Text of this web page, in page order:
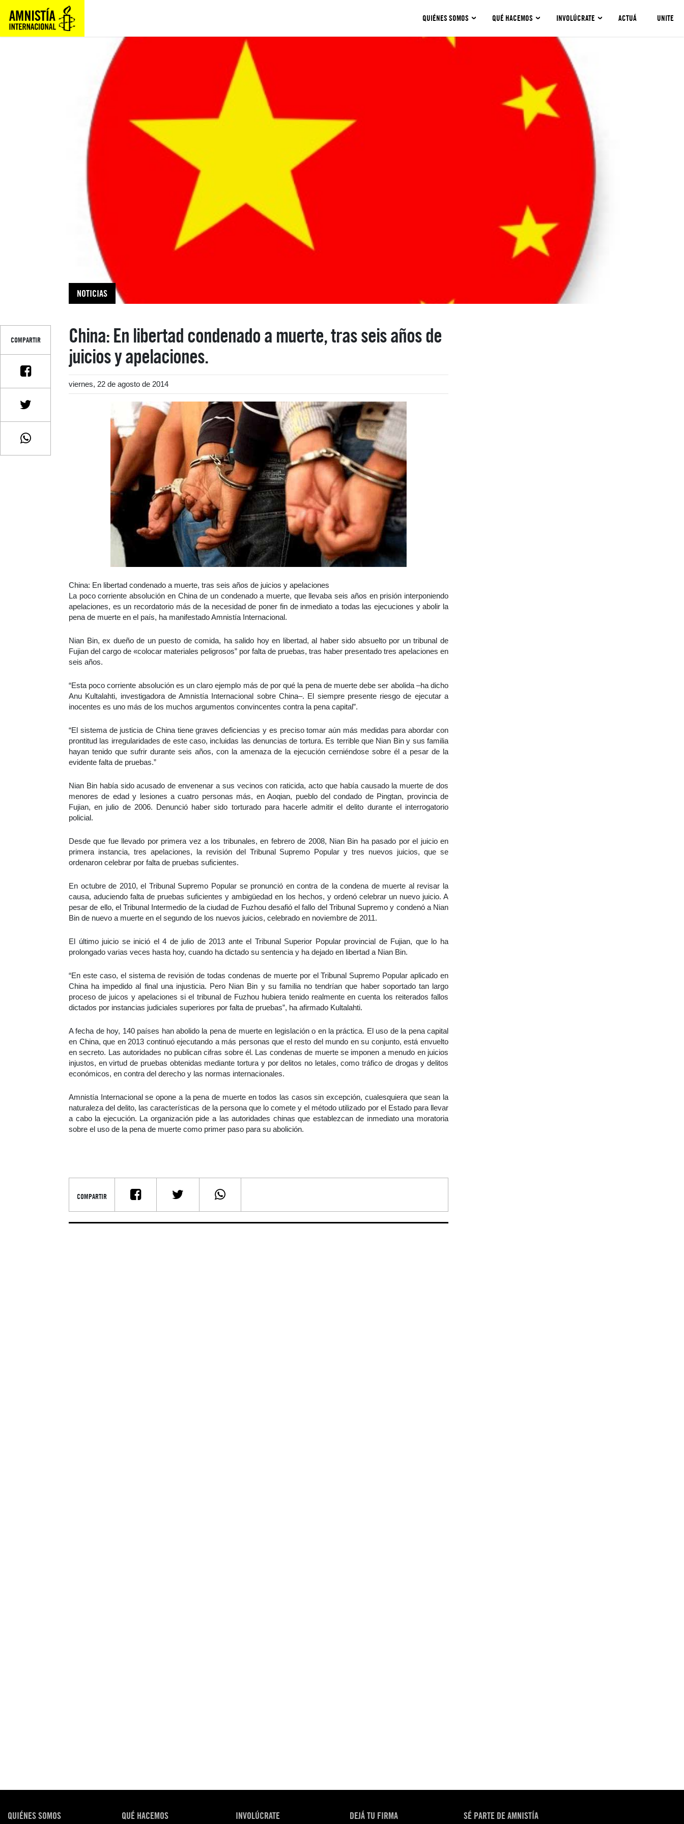
QUIÉNES SOMOS QUÉ HACEMOS INVOLÚCRATE ACTUÁ UNITE
NOTICIAS
China: En libertad condenado a muerte, tras seis años de
juicios y apelaciones.
viernes, 22 de agosto de 2014
COMPARTIR
China: En libertad condenado a muerte, tras seis años de juicios y apelaciones
La poco corriente absolución en China de un condenado a muerte, que llevaba seis años en prisión interponiendo
apelaciones, es un recordatorio más de la necesidad de poner fin de inmediato a todas las ejecuciones y abolir la
pena de muerte en el país, ha manifestado Amnistía Internacional.
Nian Bin, ex dueño de un puesto de comida, ha salido hoy en libertad, al haber sido absuelto por un tribunal de
Fujian del cargo de «colocar materiales peligrosos” por falta de pruebas, tras haber presentado tres apelaciones en
seis años.
“Esta poco corriente absolución es un claro ejemplo más de por qué la pena de muerte debe ser abolida –ha dicho
Anu Kultalahti, investigadora de Amnistía Internacional sobre China–. El siempre presente riesgo de ejecutar a
inocentes es uno más de los muchos argumentos convincentes contra la pena capital”.
“El sistema de justicia de China tiene graves deficiencias y es preciso tomar aún más medidas para abordar con
prontitud las irregularidades de este caso, incluidas las denuncias de tortura. Es terrible que Nian Bin y sus familia
hayan tenido que sufrir durante seis años, con la amenaza de la ejecución cerniéndose sobre él a pesar de la
evidente falta de pruebas.”
Nian Bin había sido acusado de envenenar a sus vecinos con raticida, acto que había causado la muerte de dos
menores de edad y lesiones a cuatro personas más, en Aoqian, pueblo del condado de Pingtan, provincia de
Fujian, en julio de 2006. Denunció haber sido torturado para hacerle admitir el delito durante el interrogatorio
policial.
Desde que fue llevado por primera vez a los tribunales, en febrero de 2008, Nian Bin ha pasado por el juicio en
primera instancia, tres apelaciones, la revisión del Tribunal Supremo Popular y tres nuevos juicios, que se
ordenaron celebrar por falta de pruebas suficientes.
En octubre de 2010, el Tribunal Supremo Popular se pronunció en contra de la condena de muerte al revisar la
causa, aduciendo falta de pruebas suficientes y ambigüedad en los hechos, y ordenó celebrar un nuevo juicio. A
pesar de ello, el Tribunal Intermedio de la ciudad de Fuzhou desafió el fallo del Tribunal Supremo y condenó a Nian
Bin de nuevo a muerte en el segundo de los nuevos juicios, celebrado en noviembre de 2011.
El último juicio se inició el 4 de julio de 2013 ante el Tribunal Superior Popular provincial de Fujian, que lo ha
prolongado varias veces hasta hoy, cuando ha dictado su sentencia y ha dejado en libertad a Nian Bin.
“En este caso, el sistema de revisión de todas condenas de muerte por el Tribunal Supremo Popular aplicado en
China ha impedido al final una injusticia. Pero Nian Bin y su familia no tendrían que haber soportado tan largo
proceso de juicos y apelaciones si el tribunal de Fuzhou hubiera tenido realmente en cuenta los reiterados fallos
dictados por instancias judiciales superiores por falta de pruebas”, ha afirmado Kultalahti.
A fecha de hoy, 140 países han abolido la pena de muerte en legislación o en la práctica. El uso de la pena capital
en China, que en 2013 continuó ejecutando a más personas que el resto del mundo en su conjunto, está envuelto
en secreto. Las autoridades no publican cifras sobre él. Las condenas de muerte se imponen a menudo en juicios
injustos, en virtud de pruebas obtenidas mediante tortura y por delitos no letales, como tráfico de drogas y delitos
económicos, en contra del derecho y las normas internacionales.
Amnistía Internacional se opone a la pena de muerte en todos las casos sin excepción, cualesquiera que sean la
naturaleza del delito, las características de la persona que lo comete y el método utilizado por el Estado para llevar
a cabo la ejecución. La organización pide a las autoridades chinas que establezcan de inmediato una moratoria
sobre el uso de la pena de muerte como primer paso para su abolición.
COMPARTIR
QUIÉNES SOMOS QUÉ HACEMOS INVOLÚCRATE DEJÁ TU FIRMA SÉ PARTE DE AMNISTÍA